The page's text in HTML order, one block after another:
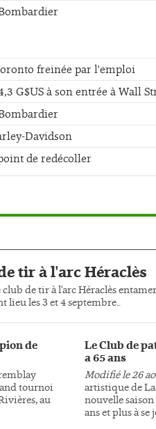
freinée par l'emploi
G$US à son entrée à Wall
Davidson
de redécoller
tir à l'arc Héraclès
de tir à l'arc Héraclès
les 3 et 4 septembre..
de
tournoi
au
Le Club de
a 65 ans
Modifié le 26
artistique de
nouvelle
ans et plus à se